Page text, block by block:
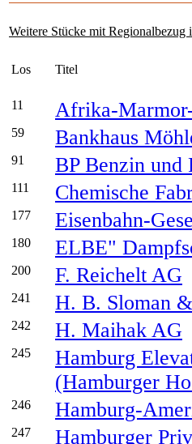
Weitere Stücke mit Regionalbezug
Los Titel
11 Afrika-
59 Bankhaus
91 BP Benzin und
111 Chemische
177 Eisenbahn-
180 ELBE"
200 F. Reichelt AG
241 H. B. Sloman
242 H. Maihak AG
245
Hamburg
(Hamburger
246 Hamburg-
247 Hamburger